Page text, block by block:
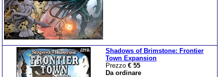
Shadows of Brimstone: Frontier
Town Expansion
Prezzo € 55
Da ordinare